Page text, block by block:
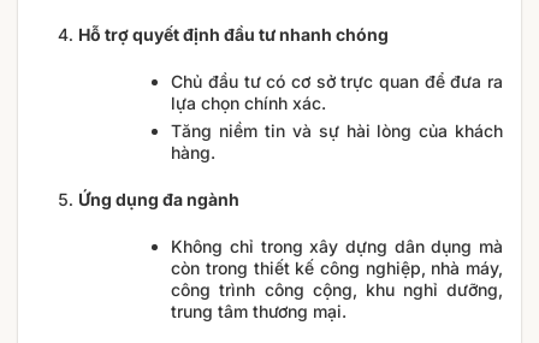
Hỗ trợ quyết định đầu tư nhanh chóng
Chủ đầu tư có cơ sở trực quan để đưa ra
lựa chọn chính xác.
Tăng niềm tin và sự hài lòng của khách
hàng.
Ứng dụng đa ngành
Không chỉ trong xây dựng dân dụng mà
còn trong thiết kế công nghiệp, nhà máy,
công trình công cộng, khu nghỉ dưỡng,
trung tâm thương mại.